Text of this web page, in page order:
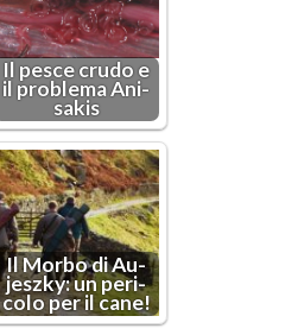
Il pesce crudo e
il pro­ble­ma Ani­
sa­kis
Il Morbo di Au­
jesz­ky: un pe­ri­
co­lo per il cane!